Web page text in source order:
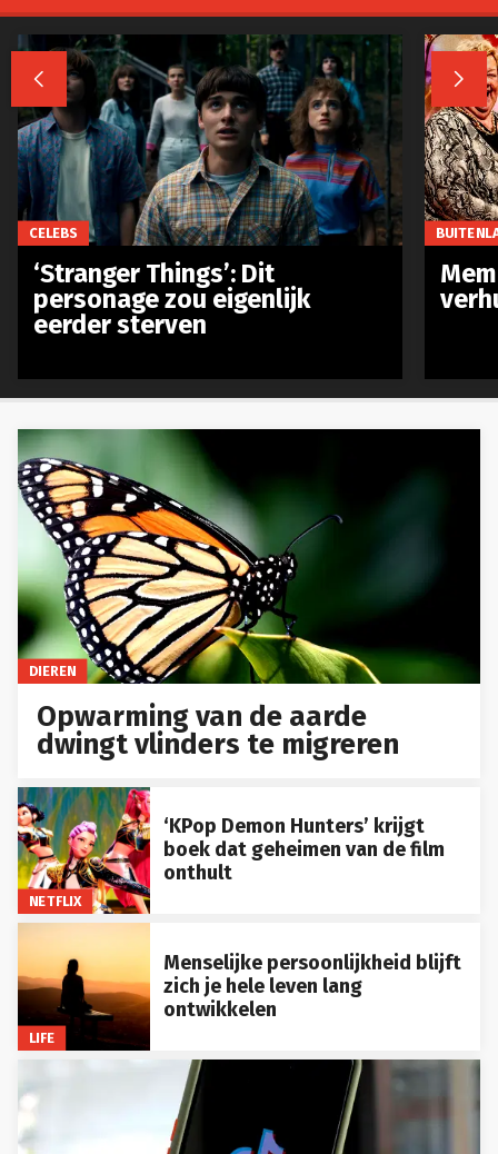
DIEREN
Opwarming van de aarde
dwingt vlinders te migreren
NETFLIX
‘KPop Demon Hunters’ krijgt
boek dat geheimen van de film
onthult
LIFE
Menselijke persoonlijkheid blijft
zich je hele leven lang
ontwikkelen
 
CELEBS
‘Stranger Things’: Dit
personage zou eigenlijk
eerder sterven